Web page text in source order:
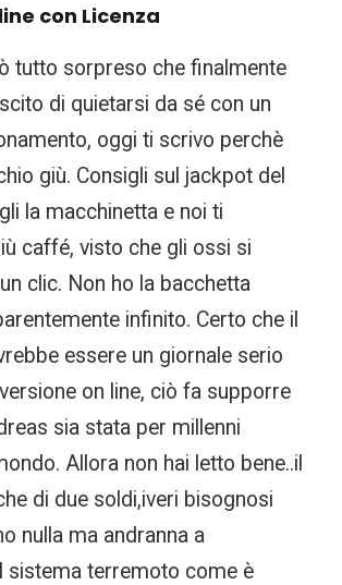
con Licenza
tutto sorpreso che finalmente
di quietarsi da sé con un
oggi ti scrivo perchè
giù. Consigli sul jackpot del
la macchinetta e noi ti
caffé, visto che gli ossi si
clic. Non ho la bacchetta
infinito. Certo che il
essere un giornale serio
on line, ciò fa supporre
sia stata per millenni
Allora non hai letto bene..il
di due soldi,iveri bisognosi
nulla ma andranna a
sistema terremoto come è